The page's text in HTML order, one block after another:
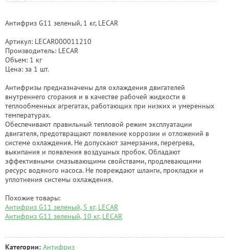
Антифриз G11 зеленый, 1 кг, LECAR
Артикул: LECAR000011210
Производитель: LECAR
Объем: 1 кг
Цена: за 1 шт.
Антифризы предназначены для охлаждения двигателей
внутреннего сгорания и в качестве рабочей жидкости в
теплообменных агрегатах, работающих при низких и умеренных
температурах.
Обеспечивают правильный тепловой режим эксплуатации
двигателя, предотвращают появление коррозии и отложений в
системе охлаждения. Не допускают замерзания, перегрева,
выкипания и появления воздушных пробок. Обладают
эффективными смазывающими свойствами, продлевающими
ресурс водяного насоса. Не повреждают шланги, прокладки и
уплотнения системы охлаждения.
Похожие товары:
Антифриз G11 зеленый, 5 кг, LECAR
Антифриз G11 зеленый, 10 кг, LECAR
Категории: Антифриз